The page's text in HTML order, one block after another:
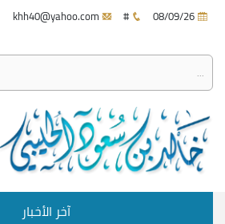
#
آخر الأخبار